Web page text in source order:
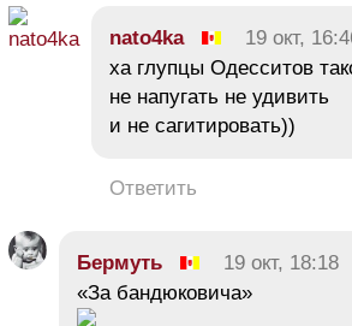
nato4ka 19 окт,
ха глупцы Одесситов
не напугать не удивить
и не сагитировать))
Ответить
Бермуть 19 окт, 18:18
«За бандюковича»